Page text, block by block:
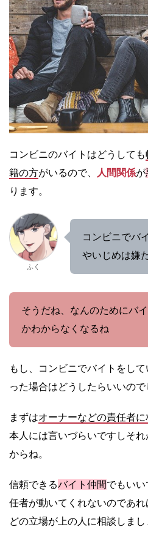
コンビニのバイトはどうしても
籍の方がいるので、 人間関係が
ります。
ふく
コンビニでバ
やいじめは嫌
そうだね、なんのためにバ
かわからなくなるね
もし、コンビニでバイトをして
った場合はどうしたらいいので
まずはオーナーなどの責任者に
本人には言いづらいですしそ
からね。
信頼できるバイト仲間でもい
任者が動いてくれないのであれ
どの立場が上の人に相談しまし